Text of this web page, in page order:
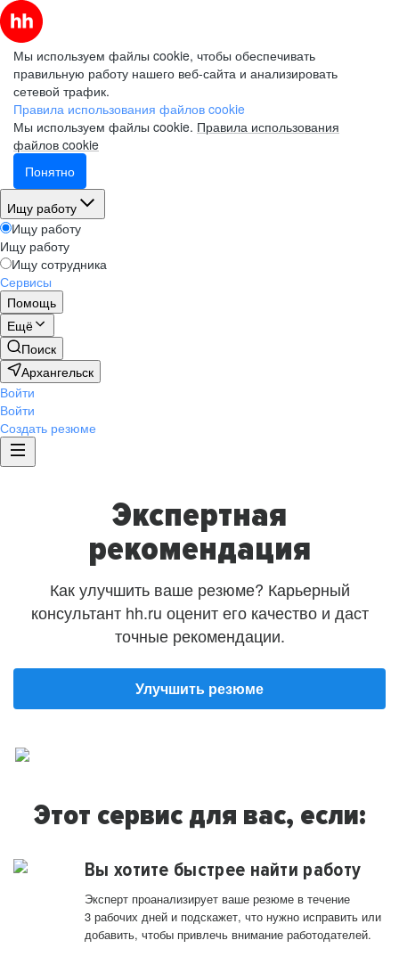
Мы используем файлы cookie, чтобы обеспечивать
правильную работу нашего веб-сайта и анализировать
сетевой трафик.
Правила использования файлов cookie
Мы используем файлы cookie. Правила использования
файлов cookie
Понятно
Ищу работу
Ищу работу
Ищу работу
Ищу сотрудника
Сервисы
Помощь
Ещё
Поиск
Архангельск
Войти
Войти
Создать резюме
Экспертная
рекомендация
Как улучшить ваше резюме? Карьерный
консультант hh.ru оценит его качество и даст
точные рекомендации.
Улучшить резюме
Этот сервис для вас, если:
Вы хотите быстрее найти работу
Эксперт проанализирует ваше резюме в течение
3 рабочих дней и подскажет, что нужно исправить или
добавить, чтобы привлечь внимание работодателей.